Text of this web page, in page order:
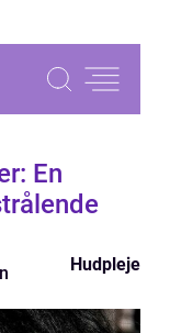
En
Hudpleje